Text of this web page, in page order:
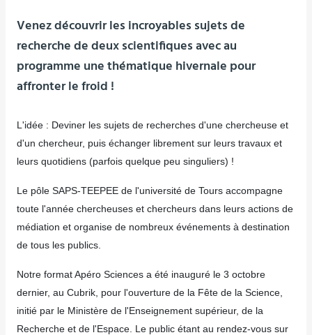
Venez découvrir les incroyables sujets de
recherche de deux scientifiques avec au
programme une thématique hivernale pour
affronter le froid !
L'idée : Deviner les sujets de recherches d'une chercheuse et
d'un chercheur, puis échanger librement sur leurs travaux et
leurs quotidiens (parfois quelque peu singuliers) !
Le pôle SAPS-TEEPEE de l'université de Tours accompagne
toute l'année chercheuses et chercheurs dans leurs actions de
médiation et organise de nombreux événements à destination
de tous les publics.
Notre format Apéro Sciences a été inauguré le 3 octobre
dernier, au Cubrik, pour l'ouverture de la Fête de la Science,
initié par le Ministère de l'Enseignement supérieur, de la
Recherche et de l'Espace. Le public étant au rendez-vous sur